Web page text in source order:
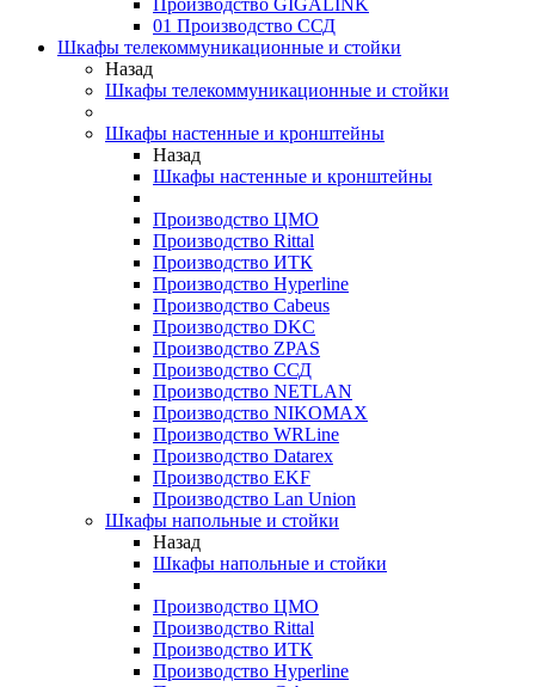
Производство GIGALINK
01 Производство ССД
Шкафы телекоммуникационные и стойки
Назад
Шкафы телекоммуникационные и стойки
Шкафы настенные и кронштейны
Назад
Шкафы настенные и кронштейны
Производство ЦМО
Производство Rittal
Производство ИТК
Производство Hyperline
Производство Cabeus
Производство DKC
Производство ZPAS
Производство ССД
Производство NETLAN
Производство NIKOMAX
Производство WRLine
Производство Datarex
Производство EKF
Производство Lan Union
Шкафы напольные и стойки
Назад
Шкафы напольные и стойки
Производство ЦМО
Производство Rittal
Производство ИТК
Производство Hyperline